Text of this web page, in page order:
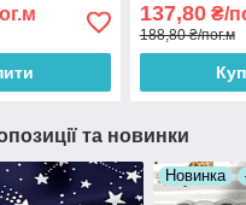
137,80₴/
188,80 ₴/пог.м
та новинки
Новинка